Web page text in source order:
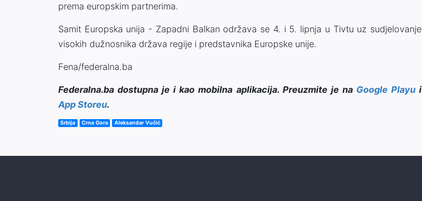
prema europskim partnerima.
Samit Europska unija - Zapadni Balkan održava se 4. i 5. lipnja u Tivtu uz sudjelovanje
visokih dužnosnika država regije i predstavnika Europske unije.
Fena/federalna.ba
Federalna.ba dostupna je i kao mobilna aplikacija. Preuzmite je na Google Playui
App Storeu.
Srbija Crna Gora Aleksandar Vučić